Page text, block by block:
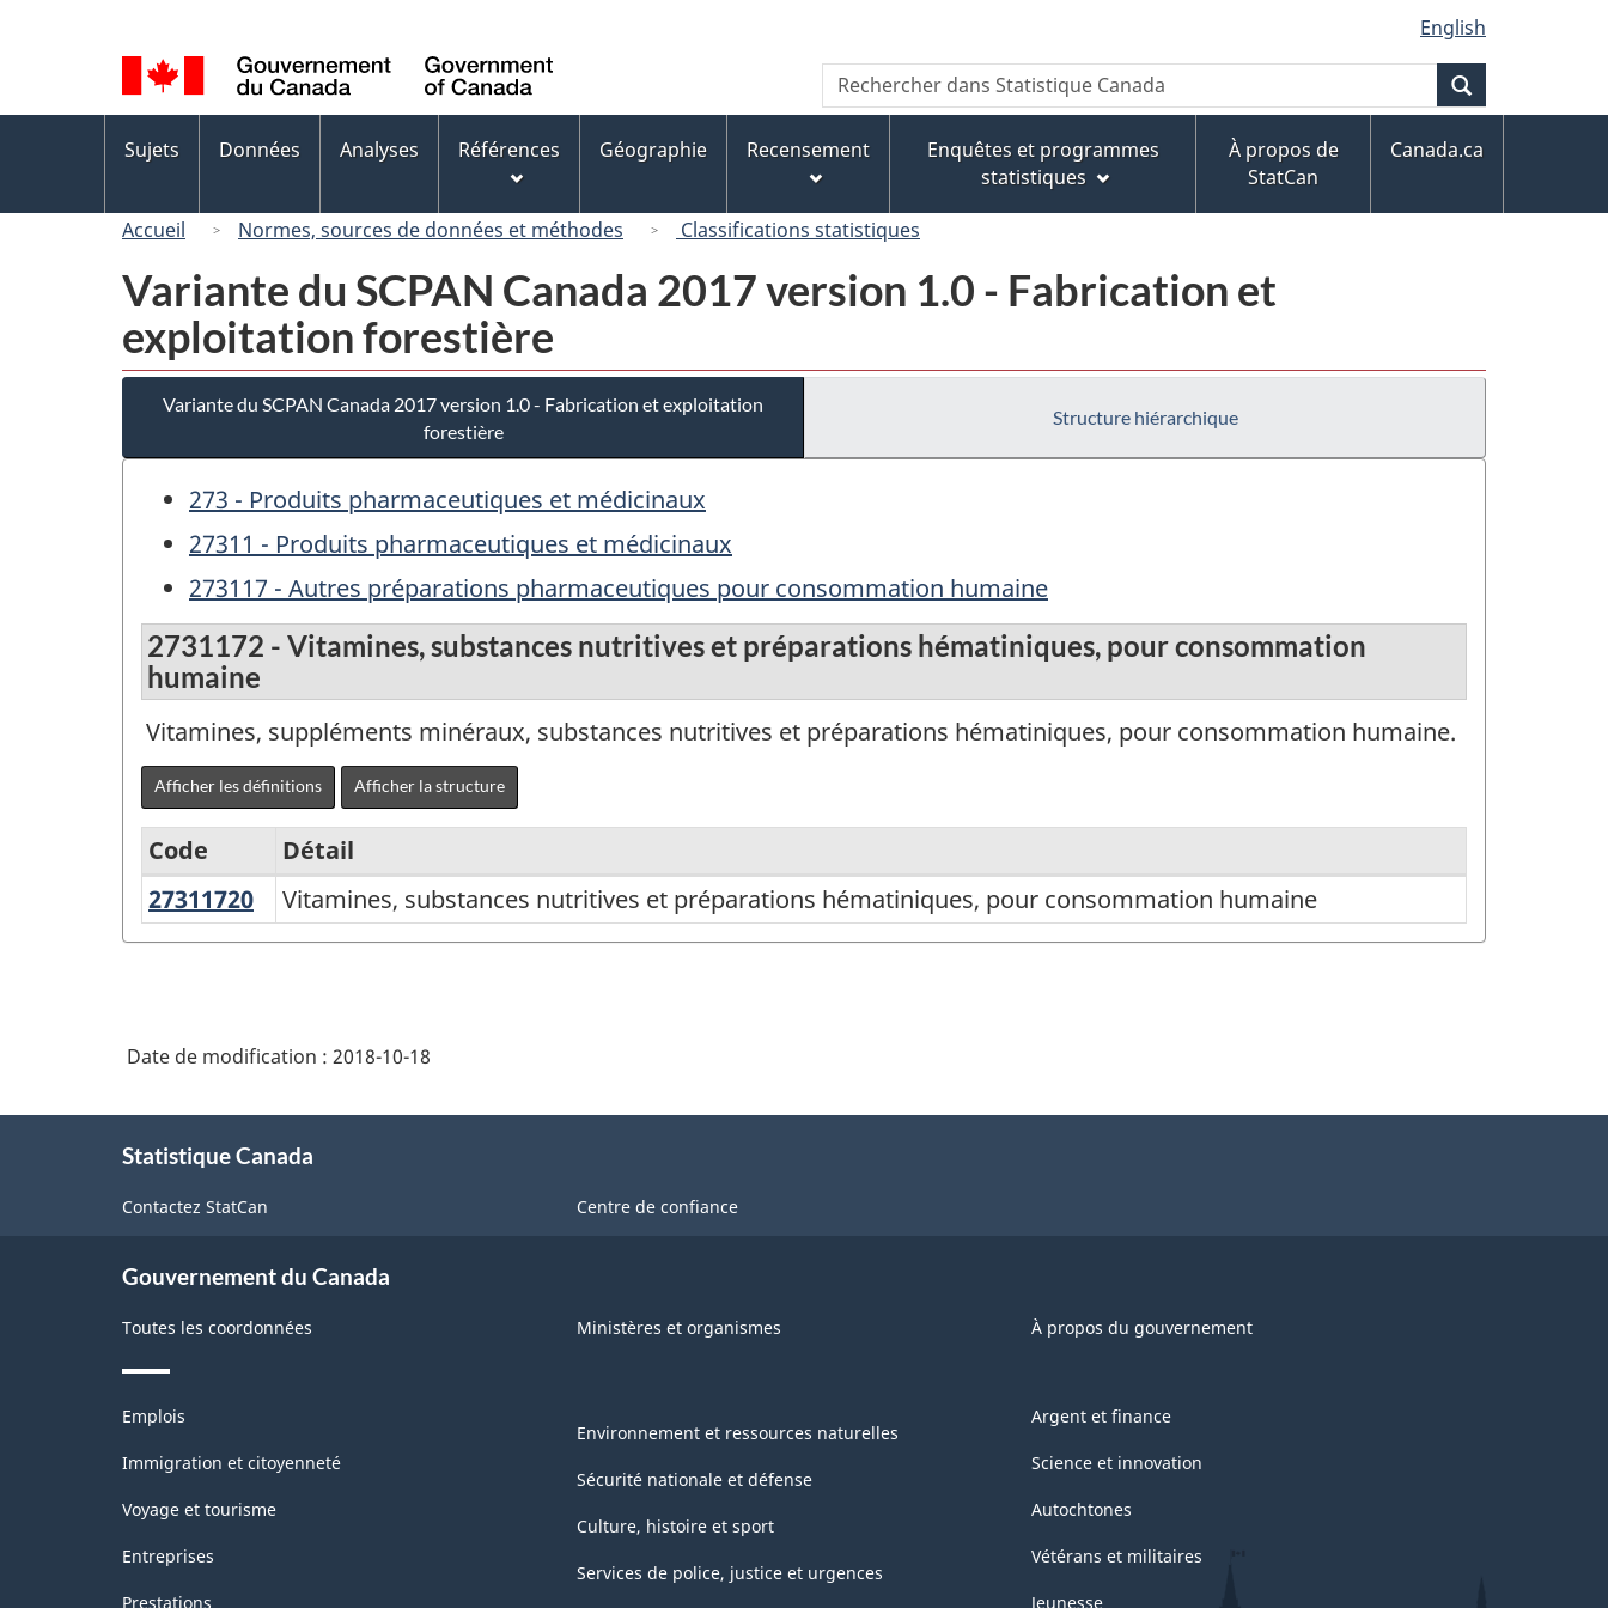
au
contenu
principal
« À
propos
de
ce
version
HTML
simplifiée
de
la
langue
English
Canada
Recherche
Rechercher
dans
Canada
des
Sujets Données Analyses Références Géographie Recensement
Enquêtes et programmes
statistiques
À propos de
StatCan
Canada.ca
Accueil Normes, sources de données et méthodes Classifications statistiques
Variante du SCPAN Canada 2017 version 1.0 - Fabrication et
exploitation forestière
Variante du SCPAN Canada 2017 version 1.0 - Fabrication et exploitation
forestière
Structure hiérarchique
273 - Produits pharmaceutiques et médicinaux
27311 - Produits pharmaceutiques et médicinaux
273117 - Autres préparations pharmaceutiques pour consommation humaine
2731172 - Vitamines, substances nutritives et préparations hématiniques, pour consommation
humaine
Vitamines, suppléments minéraux, substances nutritives et préparations hématiniques, pour consommation humaine.
Afficher les définitions Afficher la structure
Variante
du
2017
1.0
Fabrication
forestière
-
Structure
de
la
Code
Détail
27311720 Vitamines,
substances
hématiniques,
humaine
Vitamines, substances nutritives et préparations hématiniques, pour consommation humaine
Date de modification : 2018-10-18
Statistique Canada
Contactez StatCan Centre de confiance
Gouvernement du Canada
Toutes les coordonnées Ministères et organismes À propos du gouvernement
Thèmes
sujets
Emplois
Immigration et citoyenneté
Voyage et tourisme
Entreprises
Prestations
Environnement et ressources naturelles
Sécurité nationale et défense
Culture, histoire et sport
Services de police, justice et urgences
Argent et finance
Science et innovation
Autochtones
Vétérans et militaires
Jeunesse